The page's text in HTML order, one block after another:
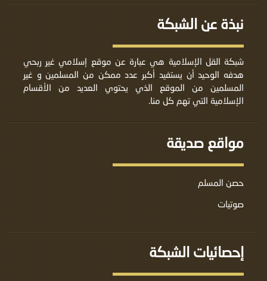
نبذة عن الشبكة
شبكة القل الإسلامية هي عبارة عن موقع إسلامي غير ربحي
هدفه الوحيد أن يستفيد أكبر عدد ممكن من المسلمين و غير
المسلمين من الموقع الذي يحتوي العديد من الأقسام
الإسلامية التي تهم كل منا.
مواقع صديقة
حصن المسلم
صوتيات
إحصائيات الشبكة